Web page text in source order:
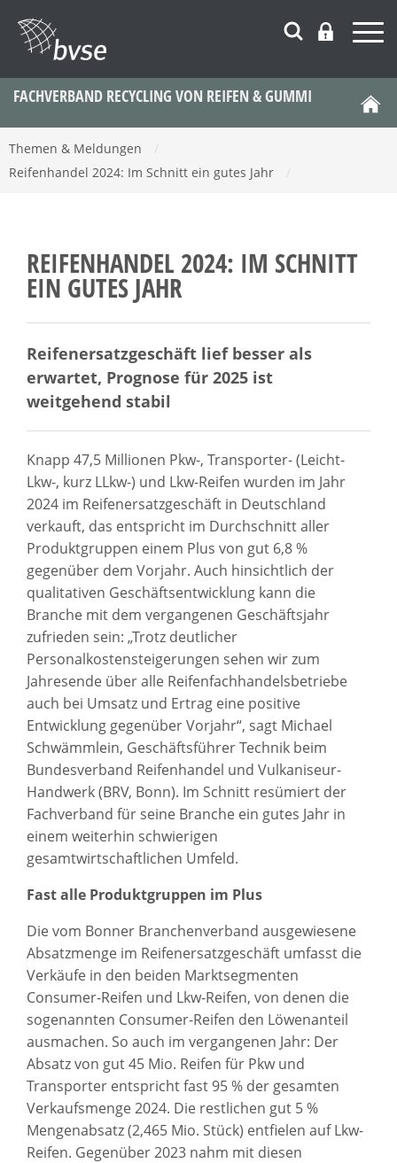
FACHVERBAND RECYCLING VON REIFEN & GUMMI
Themen & Meldungen
Reifenhandel 2024: Im Schnitt ein gutes Jahr
REIFENHANDEL 2024: IM SCHNITT
EIN GUTES JAHR
Reifenersatzgeschäft lief besser als
erwartet, Prognose für 2025 ist
weitgehend stabil
Knapp 47,5 Millionen Pkw-, Transporter- (Leicht-
Lkw-, kurz LLkw-) und Lkw-Reifen wurden im Jahr
2024 im Reifenersatzgeschäft in Deutschland
verkauft, das entspricht im Durchschnitt aller
Produktgruppen einem Plus von gut 6,8 %
gegenüber dem Vorjahr. Auch hinsichtlich der
qualitativen Geschäftsentwicklung kann die
Branche mit dem vergangenen Geschäftsjahr
zufrieden sein: „Trotz deutlicher
Personalkostensteigerungen sehen wir zum
Jahresende über alle Reifenfachhandelsbetriebe
auch bei Umsatz und Ertrag eine positive
Entwicklung gegenüber Vorjahr“, sagt Michael
Schwämmlein, Geschäftsführer Technik beim
Bundesverband Reifenhandel und Vulkaniseur-
Handwerk (BRV, Bonn). Im Schnitt resümiert der
Fachverband für seine Branche ein gutes Jahr in
einem weiterhin schwierigen
gesamtwirtschaftlichen Umfeld.
Fast alle Produktgruppen im Plus
Die vom Bonner Branchenverband ausgewiesene
Absatzmenge im Reifenersatzgeschäft umfasst die
Verkäufe in den beiden Marktsegmenten
Consumer-Reifen und Lkw-Reifen, von denen die
sogenannten Consumer-Reifen den Löwenanteil
ausmachen. So auch im vergangenen Jahr: Der
Absatz von gut 45 Mio. Reifen für Pkw und
Transporter entspricht fast 95 % der gesamten
Verkaufsmenge 2024. Die restlichen gut 5 %
Mengenabsatz (2,465 Mio. Stück) entfielen auf Lkw-
Reifen. Gegenüber 2023 nahm mit diesen